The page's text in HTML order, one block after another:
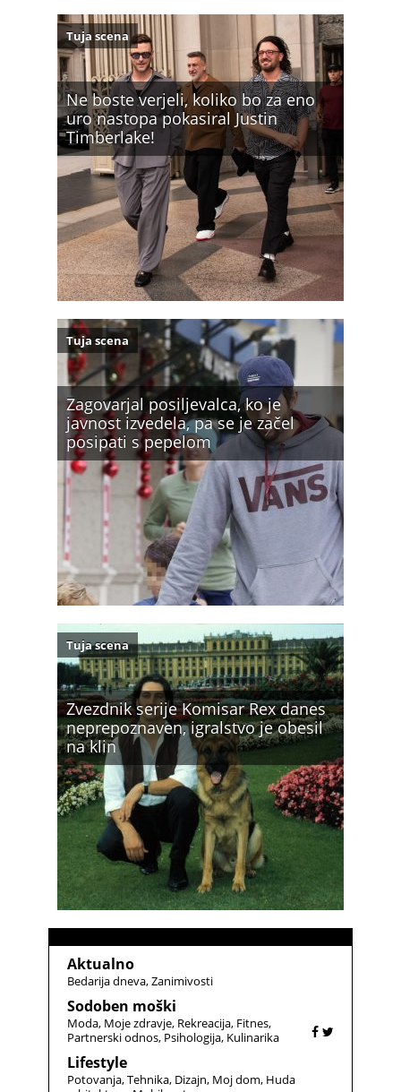
Ne boste verjeli, koliko bo za eno
uro nastopa pokasiral Justin
Timberlake!
Tuja scena
Zagovarjal posiljevalca, ko je
javnost izvedela, pa se je začel
posipati s pepelom
Tuja scena
Zvezdnik serije Komisar Rex danes
neprepoznaven, igralstvo je obesil
na klin
Tuja scena
Aktualno
Bedarija dneva Zanimivosti
Sodoben moški
Moda Moje zdravje Rekreacija Fitnes
Partnerski odnos Psihologija Kulinarika
Lifestyle
Potovanja Tehnika Dizajn Moj dom Huda